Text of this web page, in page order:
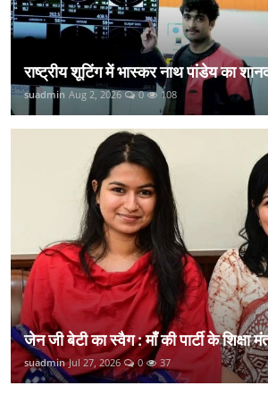
राष्ट्रीय शूटिंग में भास्कर नाथ पांडेय का
suadmin Aug 2, 2026 0 108
जेन जी बेटी का स्वैग : माँ की पार्टी के शिक्षा
suadmin Jul 27, 2026 0 37